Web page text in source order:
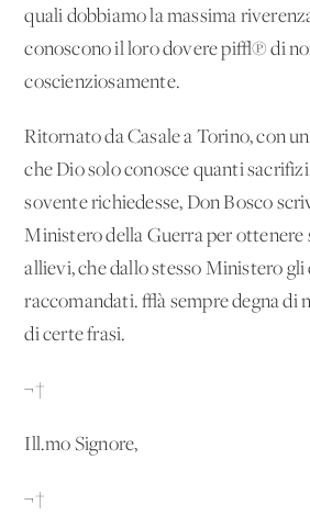
quali dobbiamo la massima
conoscono il loro dovere pi√π di
coscienziosamente.
Ritornato da Casale a Torino, con
che Dio solo conosce quanti
sovente richiedesse, Don Bosco
Ministero della Guerra per ottenere
allievi, che dallo stesso Ministero gli
raccomandati. √à sempre degna di
di certe frasi.
¬†
Ill.mo Signore,
¬†